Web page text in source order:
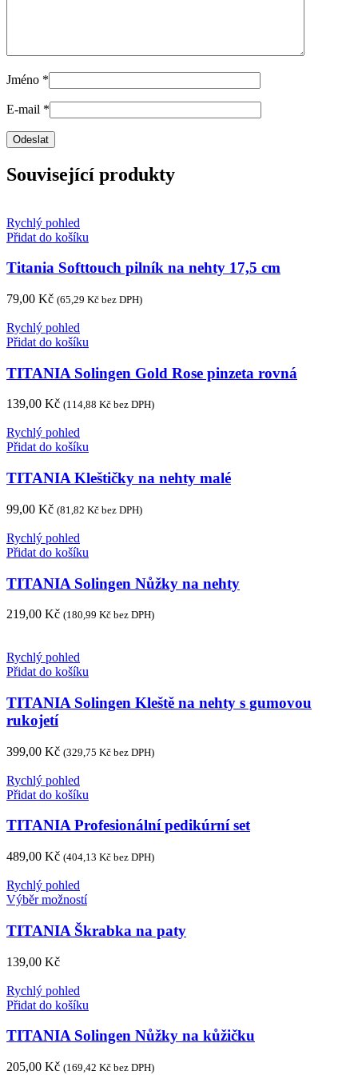
Jméno *
E-mail *
Související produkty
Rychlý pohled
Přidat do košíku
Titania Softtouch pilník na nehty 17,5 cm
79,00 Kč (65,29 Kč bez DPH)
Rychlý pohled
Přidat do košíku
TITANIA Solingen Gold Rose pinzeta rovná
139,00 Kč (114,88 Kč bez DPH)
Rychlý pohled
Přidat do košíku
TITANIA Kleštičky na nehty malé
99,00 Kč (81,82 Kč bez DPH)
Rychlý pohled
Přidat do košíku
TITANIA Solingen Nůžky na nehty
219,00 Kč (180,99 Kč bez DPH)
Rychlý pohled
Přidat do košíku
TITANIA Solingen Kleště na nehty s gumovou
rukojetí
399,00 Kč (329,75 Kč bez DPH)
Rychlý pohled
Přidat do košíku
TITANIA Profesionální pedikúrní set
489,00 Kč (404,13 Kč bez DPH)
Rychlý pohled
Výběr možnostíTento
má
více
na
stránce
produktu
TITANIA Škrabka na paty
139,00 Kč
Rychlý pohled
Přidat do košíku
TITANIA Solingen Nůžky na kůžičku
205,00 Kč (169,42 Kč bez DPH)